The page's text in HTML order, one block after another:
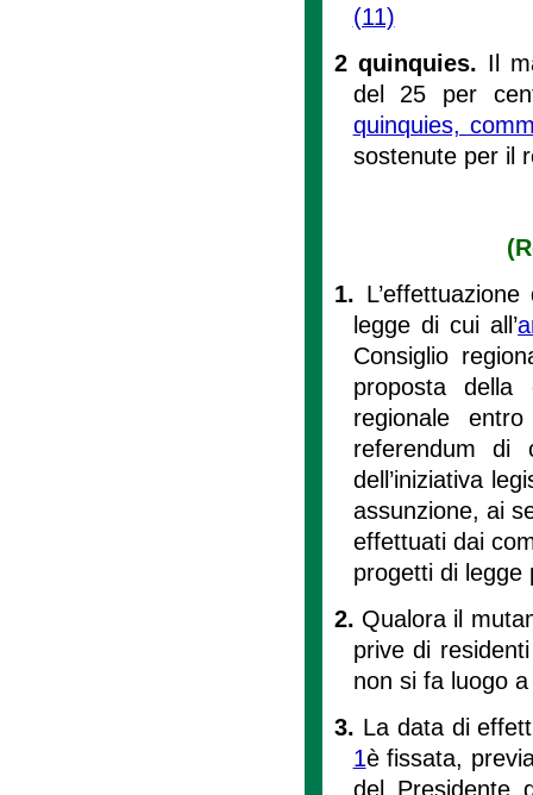
(11)
2 quinquies. Il
del 25 per
quinquies,
sostenute per il
1.
legge di cui all’
Consiglio
proposta della
regionale
referendum di
dell’iniziativa
assunzione, ai
effettuati dai
progetti di legge
2. Qualora il
prive di
non si fa luogo
3. La data di
1è fissata,
del Presidente